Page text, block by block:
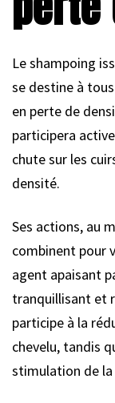
Le shampoing
se destine à
en perte de
participera
chute sur les
densité.
Ses actions, au
combinent pour
agent apaisant
tranquillisant et
participe à la
chevelu, tandis
stimulation de